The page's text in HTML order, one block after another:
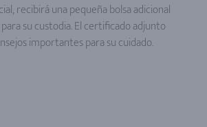
recibirá una pequeña bolsa adicional
su custodia. El certificado adjunto
importantes para su cuidado.